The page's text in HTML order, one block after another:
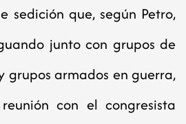
sedición que, según Petro,
junto con grupos de
grupos armados en guerra,
con el congresista